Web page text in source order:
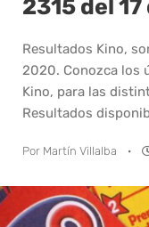
2315 del
Resultados Kino,
2020. Conozca los
Kino, para las
Resultados
Por Martín Villalba ·